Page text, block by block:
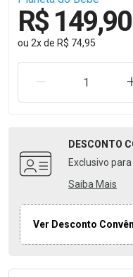
R$ 149,90
ou 2xde R$ 74,95
REMOVER UMA
DESCONTO
Exclusivo
Saiba Mais
Ver Desconto